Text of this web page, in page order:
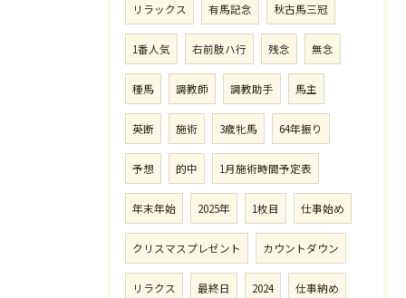
リラックス 有馬記念 秋古馬三冠
1番人気 右前肢ハ行 残念 無念
種馬 調教師 調教助手 馬主
英断 施術 3歳牝馬 64年振り
予想 的中 1月施術時間予定表
年末年始 2025年 1枚目 仕事始め
クリスマスプレゼント カウントダウン
リラクス 最終日 2024 仕事納め